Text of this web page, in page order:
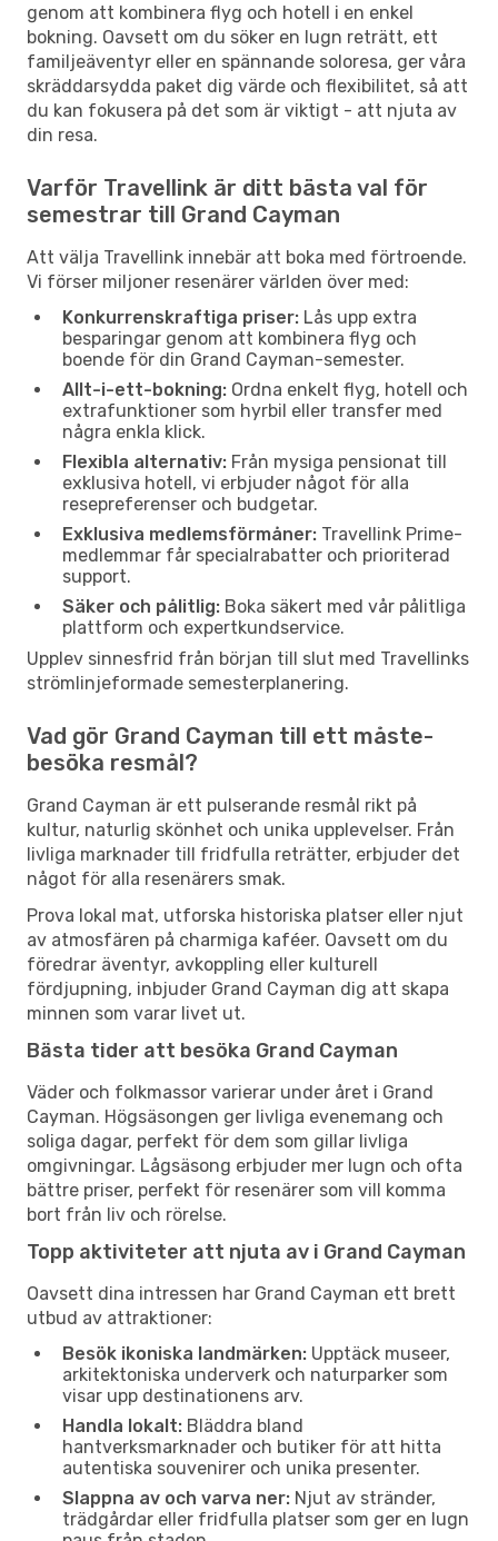
genom att kombinera flyg och hotell i en enkel
bokning. Oavsett om du söker en lugn reträtt, ett
familjeäventyr eller en spännande soloresa, ger våra
skräddarsydda paket dig värde och flexibilitet, så att
du kan fokusera på det som är viktigt - att njuta av
din resa.
Varför Travellink är ditt bästa val för
semestrar till Grand Cayman
Att välja Travellink innebär att boka med förtroende.
Vi förser miljoner resenärer världen över med:
Konkurrenskraftiga priser: Lås upp extra
besparingar genom att kombinera flyg och
boende för din Grand Cayman-semester.
Allt-i-ett-bokning: Ordna enkelt flyg, hotell och
extrafunktioner som hyrbil eller transfer med
några enkla klick.
Flexibla alternativ: Från mysiga pensionat till
exklusiva hotell, vi erbjuder något för alla
resepreferenser och budgetar.
Exklusiva medlemsförmåner: Travellink Prime-
medlemmar får specialrabatter och prioriterad
support.
Säker och pålitlig: Boka säkert med vår pålitliga
plattform och expertkundservice.
Upplev sinnesfrid från början till slut med Travellinks
strömlinjeformade semesterplanering.
Vad gör Grand Cayman till ett måste-
besöka resmål?
Grand Cayman är ett pulserande resmål rikt på
kultur, naturlig skönhet och unika upplevelser. Från
livliga marknader till fridfulla reträtter, erbjuder det
något för alla resenärers smak.
Prova lokal mat, utforska historiska platser eller njut
av atmosfären på charmiga kaféer. Oavsett om du
föredrar äventyr, avkoppling eller kulturell
fördjupning, inbjuder Grand Cayman dig att skapa
minnen som varar livet ut.
Bästa tider att besöka Grand Cayman
Väder och folkmassor varierar under året i Grand
Cayman. Högsäsongen ger livliga evenemang och
soliga dagar, perfekt för dem som gillar livliga
omgivningar. Lågsäsong erbjuder mer lugn och ofta
bättre priser, perfekt för resenärer som vill komma
bort från liv och rörelse.
Topp aktiviteter att njuta av i Grand Cayman
Oavsett dina intressen har Grand Cayman ett brett
utbud av attraktioner:
Besök ikoniska landmärken: Upptäck museer,
arkitektoniska underverk och naturparker som
visar upp destinationens arv.
Handla lokalt: Bläddra bland
hantverksmarknader och butiker för att hitta
autentiska souvenirer och unika presenter.
Slappna av och varva ner: Njut av stränder,
trädgårdar eller fridfulla platser som ger en lugn